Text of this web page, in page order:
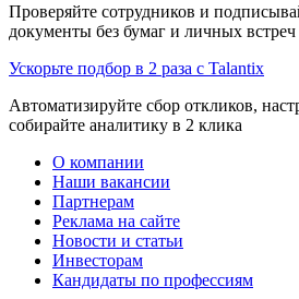
Проверяйте сотрудников и
документы без бумаг и личных встреч
Ускорьте подбор в 2 раза с Talantix
Автоматизируйте сбор откликов,
собирайте аналитику в 2 клика
О компании
Наши вакансии
Партнерам
Реклама на сайте
Новости и статьи
Инвесторам
Кандидаты по профессиям